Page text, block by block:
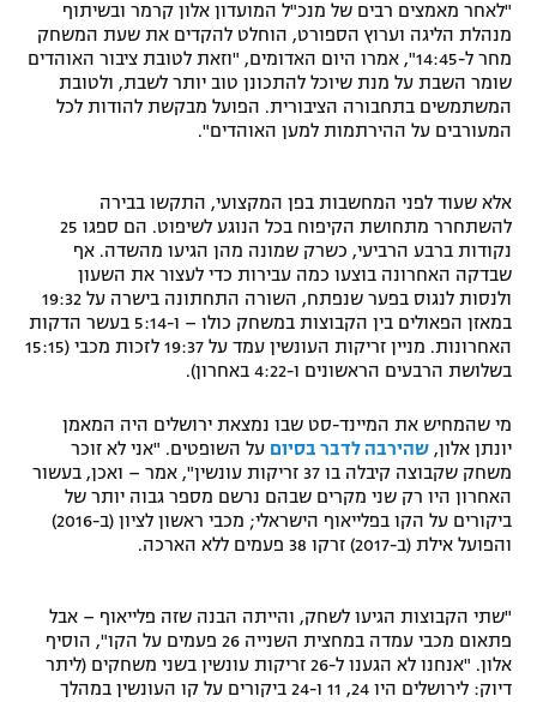
תנאי שימוש
מדיניות פרטיות
תקנון פעילות ספורט 1
רשיון להקרנה פומבית לבית עסק
הצטרפות לחבילת הערוצים
לוח דרושים – ג'ובנט
תגיות
המגזין
ספורט אתגרי ואקסטרים
אומנויות לחימה
"לאחר מאמצים רבים של מנכ"ל המועדון אלון קרמר ובשיתוף
מנהלת הליגה וערוץ הספורט, הוחלט להקדים את שעת המשחק
מחר ל-14:45", אמרו היום האדומים, "וזאת לטובת ציבור האוהדים
שומר השבת על מנת שיוכל להתכונן טוב יותר לשבת, ולטובת
המשתמשים בתחבורה הציבורית. הפועל מבקשת להודות לכל
המעורבים על ההירתמות למען האוהדים".
אלא שעוד לפני המחשבות בפן המקצועי, התקשו בבירה
להשתחרר מתחושת הקיפוח בכל הנוגע לשיפוט. הם ספגו 25
נקודות ברבע הרביעי, כשרק שמונה מהן הגיעו מהשדה. אף
שבדקה האחרונה בוצעו כמה עבירות כדי לעצור את השעון
ולנסות לנגוס בפער שנפתח, השורה התחתונה בישרה על 19:32
במאזן הפאולים בין הקבוצות במשחק כולו – ו-5:14 בעשר הדקות
האחרונות. מניין זריקות העונשין עמד על 19:37 לזכות מכבי (15:15
בשלושת הרבעים הראשונים ו-4:22 באחרון).
מי שהמחיש את המיינד-סט שבו נמצאת ירושלים היה המאמן
יונתן אלון, שהירבה לדבר בסיום על השופטים. "אני לא זוכר
משחק שקבוצה קיבלה בו 37 זריקות עונשין", אמר – ואכן, בעשור
האחרון היו רק שני מקרים שבהם נרשם מספר גבוה יותר של
ביקורים על הקו בפלייאוף הישראלי; מכבי ראשון לציון (ב-2016)
והפועל אילת (ב-2017) זרקו 38 פעמים ללא הארכה.
"שתי הקבוצות הגיעו לשחק, והייתה הבנה שזה פלייאוף – אבל
פתאום מכבי עמדה במחצית השנייה 26 פעמים על הקו", הוסיף
אלון. "אנחנו לא הגענו ל-26 זריקות עונשין בשני משחקים (ליתר
דיוק: לירושלים היו 24, 11 ו-24 ביקורים על קו העונשין במהלך